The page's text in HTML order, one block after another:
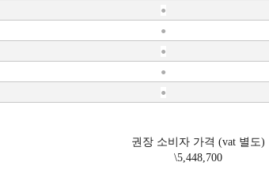
●
●
●
●
●
권장 소비자 가격 (vat 별도)
\5,448,700